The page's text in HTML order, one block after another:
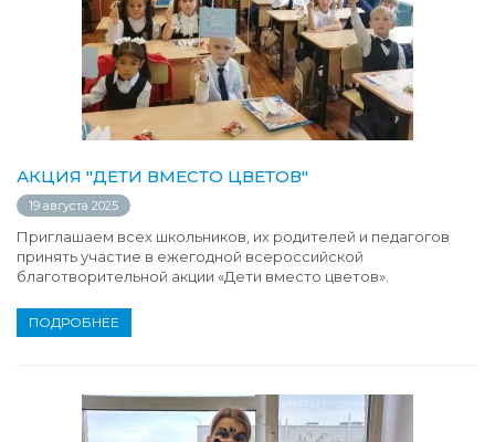
АКЦИЯ "ДЕТИ ВМЕСТО ЦВЕТОВ"
19 августа 2025
Приглашаем всех школьников, их родителей и педагогов
принять участие в ежегодной всероссийской
благотворительной акции «Дети вместо цветов».
ПОДРОБНЕЕ